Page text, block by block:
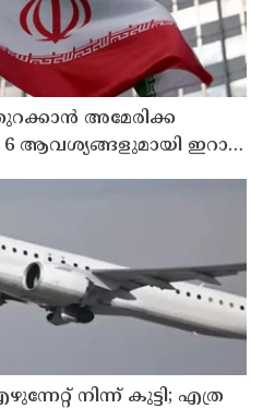
അമേരിക്ക
6 ആവശ്യങ്ങളുമായി ഇറാന്‍
നിന്ന് കുട്ടി; എത്ര